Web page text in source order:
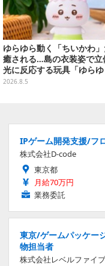
ゆらゆら動く「ちいかわ
癒される…島の衣装姿で立
光に反応する玩具「ゆら
ラー」全8種が全国アミュ
2026.8.5
IPゲーム開発支援/フ
株式会社D-code
東京都
月給70万円
業務委託
東京/ゲームパッケー
物担当者
株式会社レベルファイブ